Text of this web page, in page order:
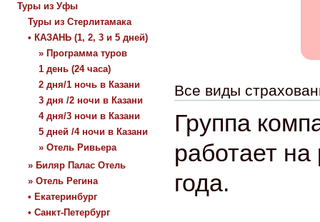
Туры из Уфы
Туры из Стерлитамака
• КАЗАНЬ (1, 2, 3 и 5 дней)
» Программа туров
1 день (24 часа)
2 дня/1 ночь в Казани
3 дня /2 ночи в Казани
4 дня/3 ночи в Казани
5 дней /4 ночи в Казани
» Отель Ривьера
» Биляр Палас Отель
» Отель Регина
• Екатеринбург
• Санкт-Петербург
Все виды
Группа
работает на
года.